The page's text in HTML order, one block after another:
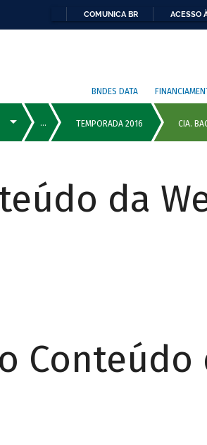
COMUNICA BR ACESSO
BNDES DATA
da
Conteúdo